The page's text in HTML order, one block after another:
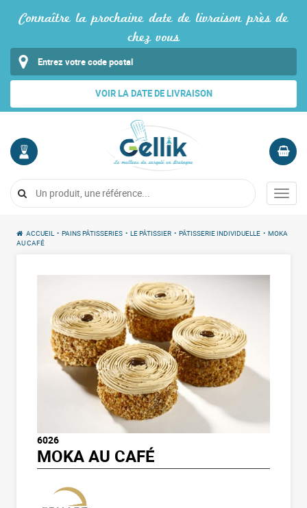
Connaître la prochaine date de livraison près de
chez vous
VOIR LA DATE DE LIVRAISON
COMPTE
Me
Vide
Menu
ACCUEIL • PAINS PÂTISSERIES • LE PÂTISSIER • PÂTISSERIE INDIVIDUELLE • MOKA
AU CAFÉ
6026
MOKA AU CAFÉ